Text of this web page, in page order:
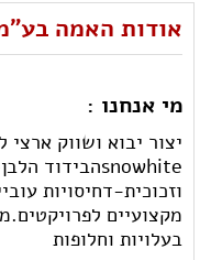
אודות האמה
מי אנחנו :
יצור יבוא ושווק
וזכוכית-דחיסויות
מקצועיים
בעלויות וחלופות